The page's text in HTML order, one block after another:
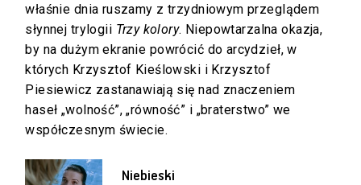
właśnie dnia ruszamy z trzydniowym przeglądem
słynnej trylogii Trzy kolory. Niepowtarzalna okazja,
by na dużym ekranie powrócić do arcydzieł, w
których Krzysztof Kieślowski i Krzysztof
Piesiewicz zastanawiają się nad znaczeniem
haseł „wolność”, „równość” i „braterstwo” we
współczesnym świecie.
Niebieski